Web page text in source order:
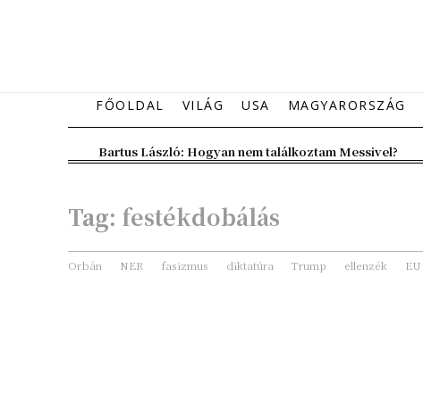
FŐOLDAL VILÁG USA MAGYARORSZÁG
Bartus László: Hogyan nem találkoztam Messivel?
Tag: festékdobálás
Orbán NER fasizmus diktatúra Trump ellenzék EU